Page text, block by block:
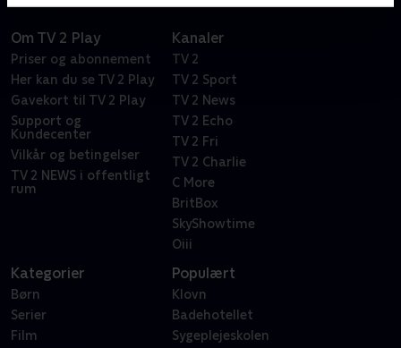
Om TV 2 Play
Priser og abonnement
Her kan du se TV 2 Play
Gavekort til TV 2 Play
Support og
Kundecenter
Vilkår og betingelser
TV 2 NEWS i offentligt
rum
Kanaler
TV 2
TV 2 Sport
TV 2 News
TV 2 Echo
TV 2 Fri
TV 2 Charlie
C More
BritBox
SkyShowtime
Oiii
Kategorier
Børn
Serier
Film
Populært
Klovn
Badehotellet
Sygeplejeskolen